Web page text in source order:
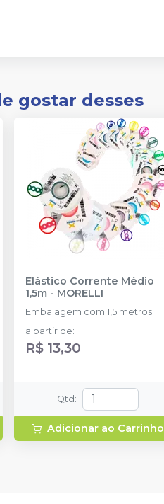
gostar desses
Elástico Corrente Médio
1,5m - MORELLI
Embalagem com 1,5 metros
a partir de:
R$ 13,30
Qtd :
Adicionar ao Carrinho